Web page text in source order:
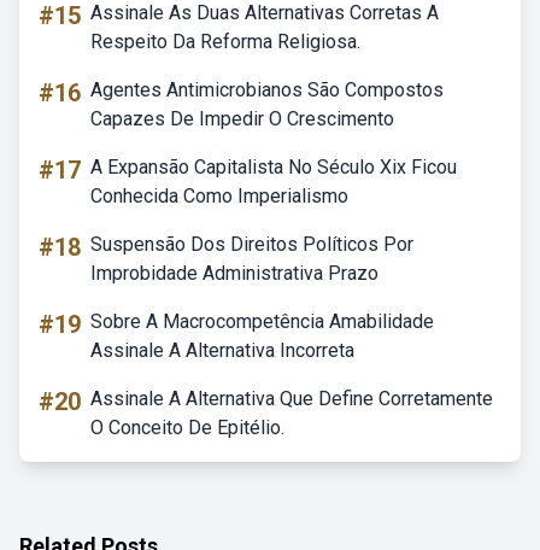
#15 Assinale As Duas Alternativas Corretas A
Respeito Da Reforma Religiosa.
#16 Agentes Antimicrobianos São Compostos
Capazes De Impedir O Crescimento
#17 A Expansão Capitalista No Século Xix Ficou
Conhecida Como Imperialismo
#18 Suspensão Dos Direitos Políticos Por
Improbidade Administrativa Prazo
#19 Sobre A Macrocompetência Amabilidade
Assinale A Alternativa Incorreta
#20 Assinale A Alternativa Que Define Corretamente
O Conceito De Epitélio.